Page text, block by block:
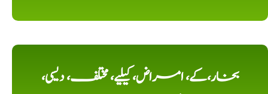
بخار،کے، امراض، کیلیے، مختلف، دیسی،